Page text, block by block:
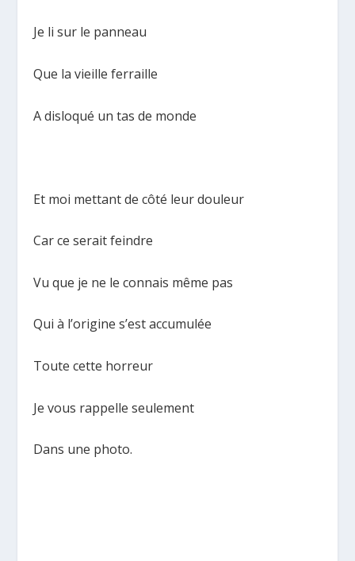
Je li sur le panneau
Que la vieille ferraille
A disloqué un tas de monde
Et moi mettant de côté leur douleur
Car ce serait feindre
Vu que je ne le connais même pas
Qui à l’origine s’est accumulée
Toute cette horreur
Je vous rappelle seulement
Dans une photo.